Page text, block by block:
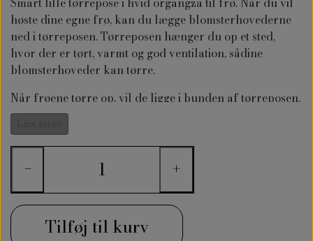
høste dine egne frø, kan du lægge blomsterhovederne
ned i tørreposen. Tørreposen hænger du op et sted,
hvor der er tørt, varmt og god ventilation, sådine
blomsterhoveder kan tørre.
Når frøene tørre op, vil de ligge i bunden af tørreposen.
Når frøene er helt tørre, lægger du dem i frøposer. Du
finderfrøposer til dine egen frø her
− +
Tilføj til kurv